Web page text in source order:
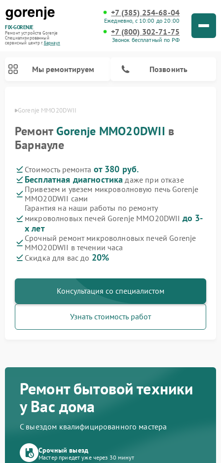
FIX-GORENJE
Ремонт устройств Gorenje
Специализированный
cервисный центр г.Барнаул
+7 (385) 254-68-04
Ежедневно, с 10:00 до 20:00
+7 (800) 302-71-75
Звонок бесплатный по РФ
Мы ремонтируем Позвонить
Gorenje MMO20DWII
Ремонт Gorenje MMO20DWII в
Барнауле
Стоимость ремонта от 380 руб.
Бесплатная диагностика даже при отказе
Привезем и увезем микроволновую печь Gorenje
MMO20DWII сами
Гарантия на наши работы по ремонту
микроволновых печей Gorenje MMO20DWII до 3-
х лет
Срочный ремонт микроволновых печей Gorenje
MMO20DWII в течении часа
Скидка для вас до 20%
Консультация со специалистом
Узнать стоимость работ
Ремонт бытовой техники
у Вас дома
С выездом квалифицированного мастера
Срочный выезд
Мастер приедет уже через 30 минут